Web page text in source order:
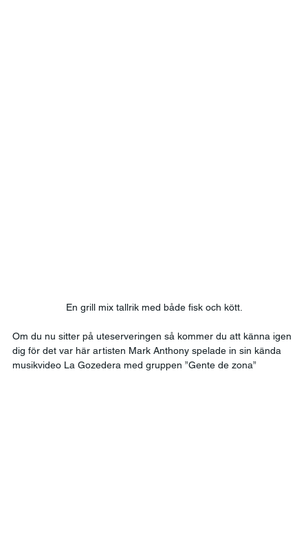
En grill mix tallrik med både fisk och kött.
Om du nu sitter på uteserveringen så kommer du att känna igen
dig för det var här artisten Mark Anthony spelade in sin kända
musikvideo La Gozedera med gruppen ”Gente de zona”